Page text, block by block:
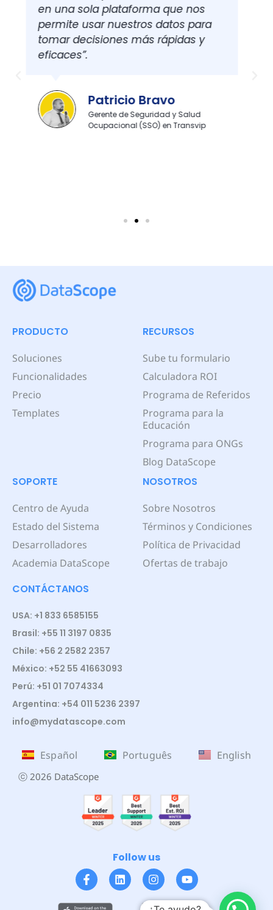
la geolocalización del seguimiento
en ruta lo que fue de gran ayuda
para nuestra operación”.
Ingeniero en Prevención de Riesgos
en Coca-Cola Andina
PRODUCTO
Soluciones
Funcionalidades
Precio
Templates
RECURSOS
Sube tu formulario
Calculadora ROI
Programa de Referidos
Programa para la
Educación
Programa para ONGs
Blog DataScope
SOPORTE
Centro de Ayuda
Estado del Sistema
Desarrolladores
Academia DataScope
NOSOTROS
Sobre Nosotros
Términos y Condiciones
Política de Privacidad
Ofertas de trabajo
CONTÁCTANOS
USA: +1 833 6585155
Brasil: +55 11 3197 0835
Chile: +56 2 2582 2357
México: +52 55 41663093
Perú: +51 01 7074334
Argentina: +54 011 5236 2397
info@mydatascope.com
Español Português English
ⓒ 2026 DataScope
Follow us